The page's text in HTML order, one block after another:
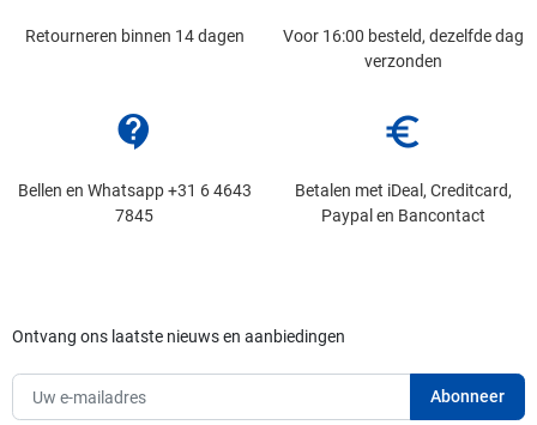
Retourneren binnen 14 dagen
Voor 16:00 besteld, dezelfde dag
verzonden
contact_support
Bellen en Whatsapp +31 6 4643
7845
euro_symbol
Betalen met iDeal, Creditcard,
Paypal en Bancontact
Ontvang ons laatste nieuws en aanbiedingen